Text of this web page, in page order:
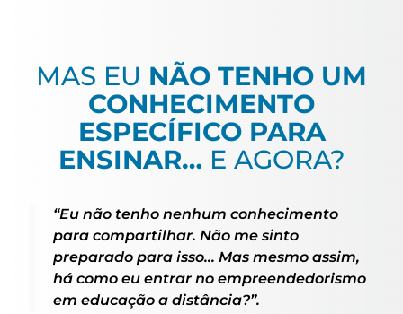
MAS EU NÃO TENHO UM
CONHECIMENTO
ESPECÍFICO PARA
ENSINAR…E AGORA?
“Eu não tenho nenhum conhecimento
para compartilhar. Não me sinto
preparado para isso… Mas mesmo assim,
há como eu entrar no empreendedorismo
em educação a distância?”.